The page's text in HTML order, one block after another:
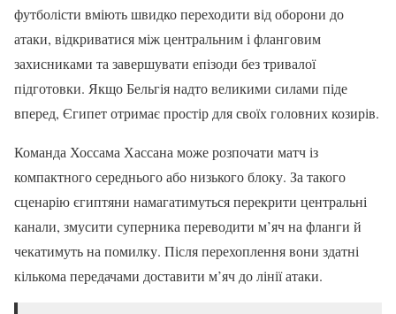
футболісти вміють швидко переходити від оборони до
атаки, відкриватися між центральним і фланговим
захисниками та завершувати епізоди без тривалої
підготовки. Якщо Бельгія надто великими силами піде
вперед, Єгипет отримає простір для своїх головних козирів.
Команда Хоссама Хассана може розпочати матч із
компактного середнього або низького блоку. За такого
сценарію єгиптяни намагатимуться перекрити центральні
канали, змусити суперника переводити м’яч на фланги й
чекатимуть на помилку. Після перехоплення вони здатні
кількома передачами доставити м’яч до лінії атаки.